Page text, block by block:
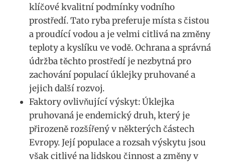
klíčové kvalitní podmínky‍ vodního⁢
prostředí. Tato ryba ‌preferuje místa s čistou
a proudící ‍vodou a je velmi citlivá ‍na změny
teploty a kyslíku ve vodě. Ochrana a správná
údržba těchto prostředí ​je nezbytná ‌pro
zachování populací úklejky pruhované⁢ a
jejich další rozvoj.
Faktory ovlivňující výskyt: Úklejka
pruhovaná ⁢je⁤ endemický druh, ​který​ je
přirozeně⁣ rozšířený v některých částech
Evropy. Její populace a rozsah ‌výskytu jsou
však citlivé na lidskou činnost a změny v⁤